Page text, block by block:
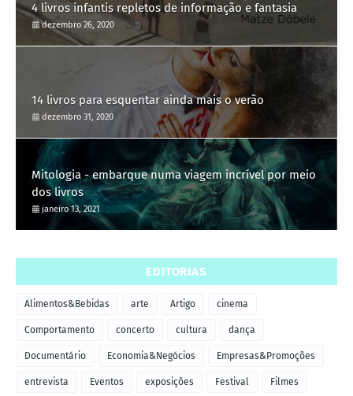
4 livros infantis repletos de informação e fantasia
dezembro 26, 2020
14 livros para esquentar ainda mais o verão
dezembro 31, 2020
Mitologia - embarque numa viagem incrível por meio
dos livros
janeiro 13, 2021
EDITORIAS
Alimentos&Bebidas arte Artigo cinema
Comportamento concerto cultura dança
Documentário Economia&Negócios Empresas&Promoções
entrevista Eventos exposições Festival Filmes